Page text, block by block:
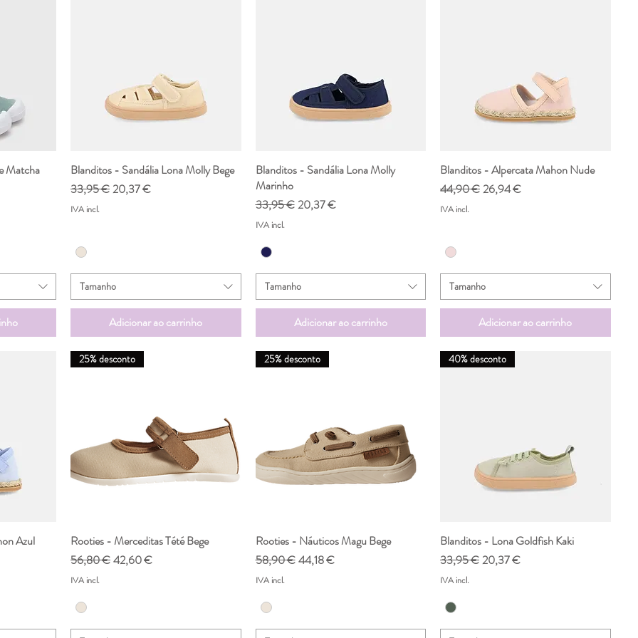
Matcha
Visualização rápida
Blanditos - Sandália Lona Molly Bege
Preço normal
33,95 €Preço promocional
20,37 €
IVA incl.
Tamanho
Adicionar ao carrinho
Visualização rápida
Blanditos - Sandália Lona Molly
Marinho
Preço normal
33,95 €Preço promocional
20,37 €
IVA incl.
Tamanho
Adicionar ao carrinho
Visualização rápida
Blanditos - Alpercata Mahon Nude
Preço normal
44,90 €Preço promocional
26,94 €
IVA incl.
Tamanho
Adicionar ao carrinho
Azul
Visualização rápida
25% desconto
Rooties - Merceditas Tété Bege
Preço normal
56,80 €Preço promocional
42,60 €
IVA incl.
Visualização rápida
25% desconto
Rooties - Náuticos Magu Bege
Preço normal
58,90 €Preço promocional
44,18 €
IVA incl.
Visualização rápida
40% desconto
Blanditos - Lona Goldfish Kaki
Preço normal
33,95 €Preço promocional
20,37 €
IVA incl.